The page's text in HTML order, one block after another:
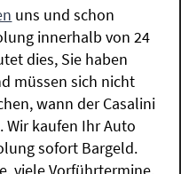
uns und schon
innerhalb von 24
dies, Sie haben
müssen sich nicht
wann der Casalini
kaufen Ihr Auto
sofort Bargeld.